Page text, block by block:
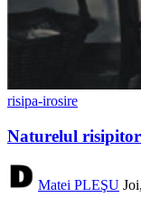
risipa-irosire
Naturelul risipitor
Matei PLEŞU